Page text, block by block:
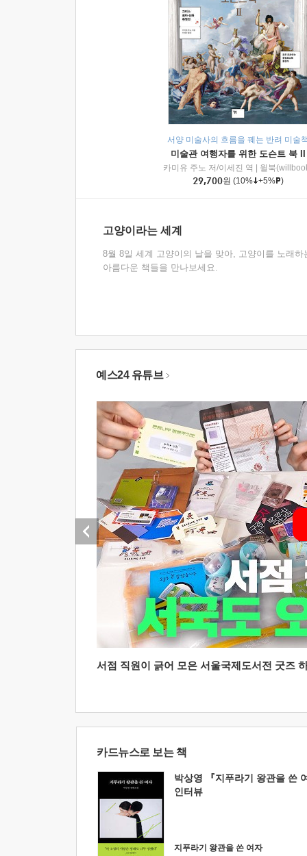
서양 미술사의 흐름을 꿰는 반려 미술
미술관 여행자를 위한 도슨트 북 II
카미유 주노 저/이세진 역
윌북
29,700원 (10% +5% )
고양이라는 세계
8월 8일 세계 고양이의 날을 맞아, 고양이를 노래하
아름다운 책들을 만나보세요.
예스24 유튜브
서점 직원이 긁어 모은 서울국제도서전 굿즈
카드뉴스로 보는 책
박상영 『지푸라기 왕관을 쓴
인터뷰
지푸라기 왕관을 쓴 여자